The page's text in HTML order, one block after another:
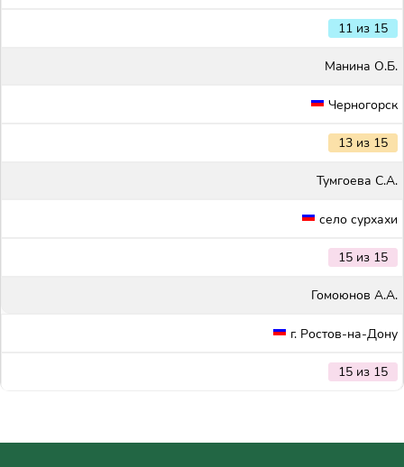
11 из 15
Maнина О.Б.
Черногорск
13 из 15
Тумгоева С.А.
село сурхахи
15 из 15
Гомоюнов А.А.
г. Ростов-на-Дону
15 из 15